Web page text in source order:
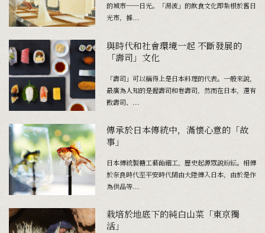
的城市──日光。「湯波」的飲食文化即紮根於舊日
光市，據...
與時代和社會環境一起 不斷發展的
「壽司」文化
「壽司」可以稱得上是日本料理的代表。一般來說，
最廣為人知的是握壽司和卷壽司，然而在日本，還有
散壽司、...
傳承於日本傳統中，滿懷心意的「故
事」
日本傳統製糖工藝飴細工，歷史起源眾說紛紜。相傳
於奈良時代至平安時代間由大陸傳入日本，由於是作
為供品等...
栽培於地底下的純白山菜「東京獨
活」